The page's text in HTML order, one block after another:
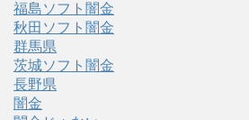
福島ソフト闇金
秋田ソフト闇金
群馬県
茨城ソフト闇金
長野県
闇金